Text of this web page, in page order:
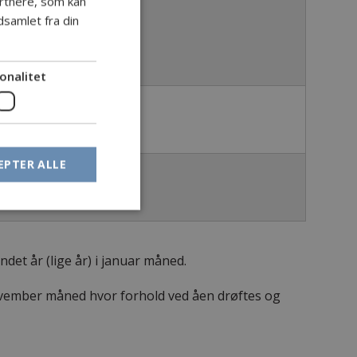
år (lige år) i januar måned.
måned hvor forhold ved åen drøftes og
fra din
ALLE